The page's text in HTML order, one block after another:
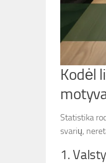
Kodėl
Statistika
svarių,
1.